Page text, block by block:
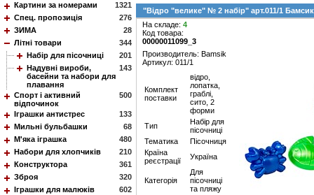
1321
Картини за номерами
276
Спец. пропозиція
28
ЗИМА
344
Літні товари
201
Набір для пісочниці
143
Надувні вироби,
басейни та набори для
плавання
500
Спорт і активний
відпочинок
133
Іграшки антистрес
68
Мильні бульбашки
480
М'яка іграшка
210
Набори для хлопчиків
361
Конструктора
320
Зброя
602
Іграшки для малюків
"Відро "велике" № 2 набір" арт.011/1
На складе: 4
Код товара:
00000011099_3
Производитель: Bamsik
Артикул: 011/1
Комплект
поставки
відро,
лопатка,
граблі,
сито, 2
форми
Тип
Набір для
пісочниці
Тематика
Пісочниця
Країна
реєстрації
Україна
Категорія
Для
пісочниці
та пляжу